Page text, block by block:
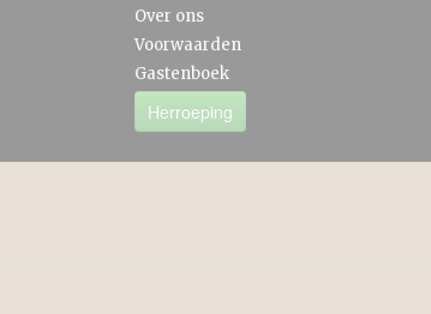
Over ons
Voorwaarden
Gastenboek
Herroeping